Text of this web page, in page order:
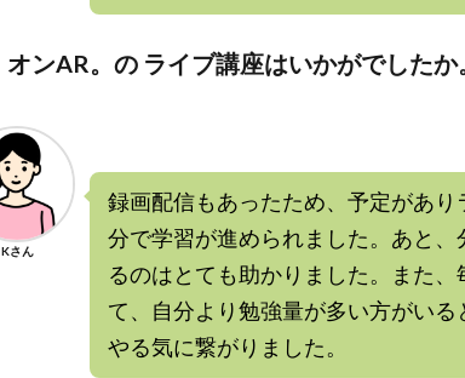
オンAR。の ライブ講座はいかがでしたか
Kさん
録画配信もあったため、予定があ
分で学習が進められました。あと
るのはとても助かりました。また
て、自分より勉強量が多い方がいる
やる気に繋がりました。